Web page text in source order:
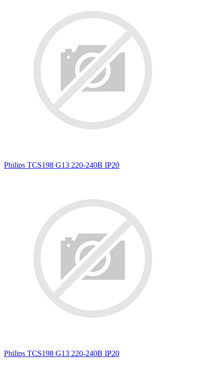
Philips TCS198 G13 220-240В IP20
Philips TCS198 G13 220-240В IP20